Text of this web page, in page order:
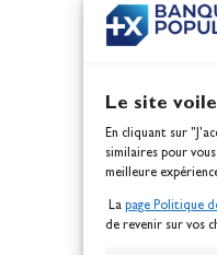
Le site
En cliquant sur
similaires pour
meilleure
La page Politique
de revenir sur vos
vice-championnes